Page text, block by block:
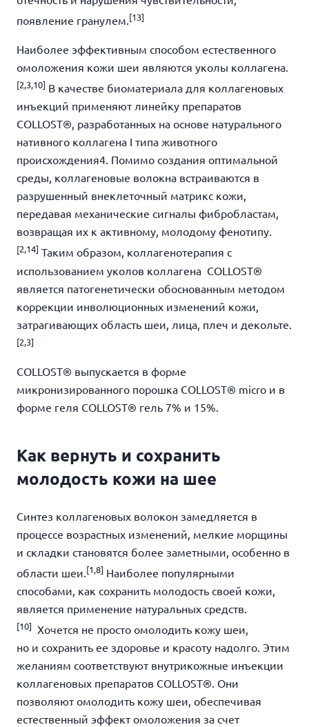
появление гранулем. [13]
Наиболее эффективным способом естественного
омоложения кожи шеи являются уколы коллагена.
[2,3,10] В качестве биоматериала для коллагеновых
инъекций применяют линейку препаратов
COLLOST®, разработанных на основе натурального
нативного коллагена I типа животного
происхождения4. Помимо создания оптимальной
среды, коллагеновые волокна встраиваются в
разрушенный внеклеточный матрикс кожи,
передавая механические сигналы фибробластам,
возвращая их к активному, молодому фенотипу.
[2,14] Таким образом, коллагенотерапия с
использованием уколов коллагена COLLOST®
является патогенетически обоснованным методом
коррекции инволюционных изменений кожи,
затрагивающих область шеи, лица, плеч и декольте.
[2,3]
COLLOST® выпускается в форме
микронизированного порошка COLLOST® micro и в
форме геля COLLOST® гель 7% и 15%.
Как вернуть и сохранить
молодость кожи на шее
Синтез коллагеновых волокон замедляется в
процессе возрастных изменений, мелкие морщины
и складки становятся более заметными, особенно в
области шеи. [1,8] Наиболее популярными
способами, как сохранить молодость своей кожи,
является применение натуральных средств.
[10]
Хочется не просто омолодить кожу шеи,
но и сохранить ее здоровье и красоту надолго. Этим
желаниям соответствуют внутрикожные инъекции
коллагеновых препаратов COLLOST®. Они
позволяют омолодить кожу шеи, обеспечивая
естественный эффект омоложения за счет